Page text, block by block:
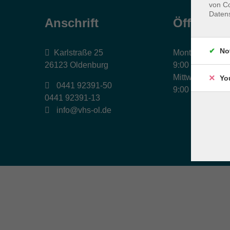
Anschrift
Karlstraße 25
26123 Oldenburg
0441 92391-50
0441 92391-13
info@vhs-ol.de
Montag,
9:00 bis 17:00
Mittwoch und
9:00 bis 12:30
von